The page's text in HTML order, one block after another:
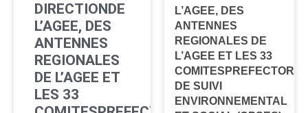
DIRECTIONDE
L’AGEE, DES
ANTENNES
REGIONALES
DE L’AGEE ET
LES 33
L’AGEE, DES
ANTENNES
REGIONALES DE
L’AGEE ET LES 33
DE SUIVI
ENVIRONNEMENTAL